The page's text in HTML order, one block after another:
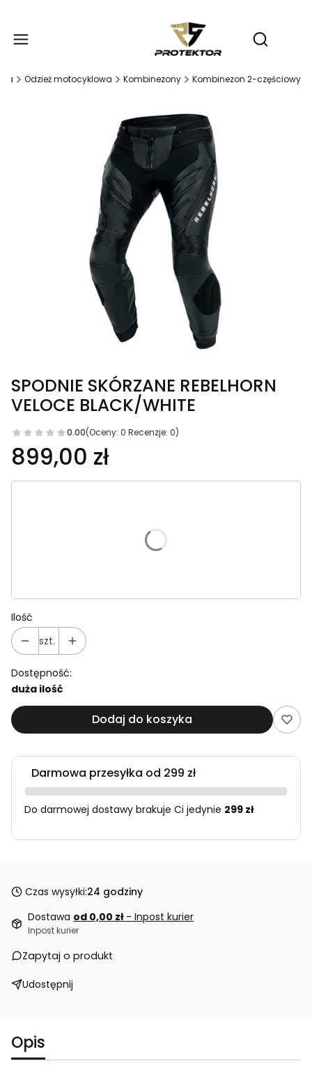
Otwórz
Odzież motocyklowa Kombinezony Kombinezon 2-częściowy
SPODNIE SKÓRZANE REBELHORN
VELOCE BLACK/WHITE
0.00(Oceny: 0 Recenzje: 0)
Cena
899,00 zł
Ilość
szt.
Dostępność:
duża ilość
Dodaj do koszyka
Darmowa przesyłka od 299 zł
Do darmowej dostawy brakuje Ci jedynie 299 zł
Czas wysyłki:24 godziny
Dostawa od 0,00 zł - Inpost kurier
Inpost kurier
Zapytaj o produkt
Udostępnij
Opis